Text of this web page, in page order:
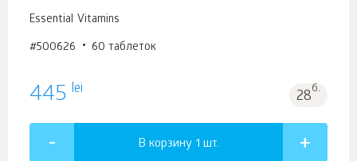
Essential Vitamins
#500626 60 таблеток
445 lei 28б.
В корзину 1 шт.